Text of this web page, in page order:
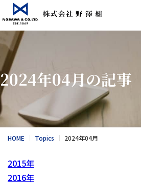
2024年04月の記事
HOME Topics 2024年04月
2015年
2016年